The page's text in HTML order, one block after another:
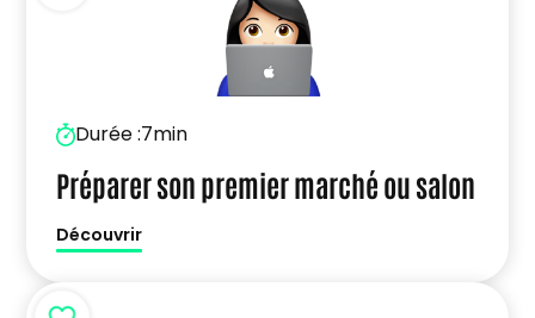
Durée :7min
Préparer son premier marché ou salon
Découvrir